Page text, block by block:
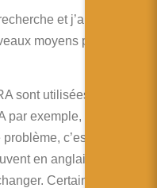
et j’aime aider
moyens pour
sont utilisées en
exemple, et donnent
c’est qu’elles
en anglais et que
Certaines